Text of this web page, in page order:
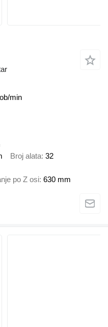
min
Broj alata 32
po Z osi 630 mm